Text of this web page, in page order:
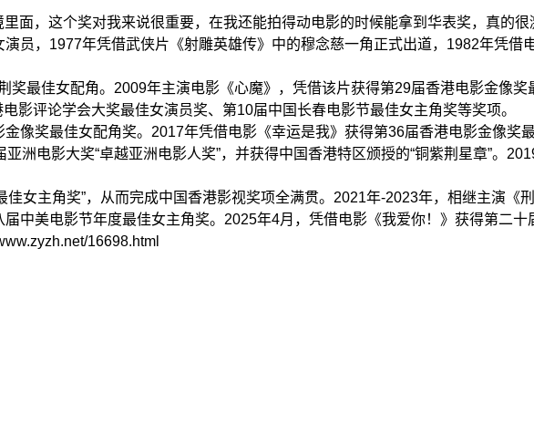
，这个奖对我来说很重要，在我还能拍得动电影的时候能拿到华表奖，真的很
，1977年凭借武侠片《射雕英雄传》中的穆念慈一角正式出道，1982年凭借
佳女配角。2009年主演电影《心魔》，凭借该片获得第29届香港电影金像奖
影评论学会大奖最佳女演员奖、第10届中国长春电影节最佳女主角奖等奖项。
奖最佳女配角奖。2017年凭借电影《幸运是我》获得第36届香港电影金像奖
洲电影大奖“卓越亚洲电影人奖”，并获得中国香港特区颁授的“铜紫荆星章”。
主角奖”，从而完成中国香港影视奖项全满贯。2021年-2023年，相继主演《
中美电影节年度最佳女主角奖。2025年4月，凭借电影《我爱你！》获得第二十
16698.html